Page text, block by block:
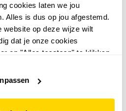
cookies laten we jou
Alles is dus op jou afgestemd.
website op deze wijze wilt
dat je onze cookies
op "Alles toestaan" te klikken.